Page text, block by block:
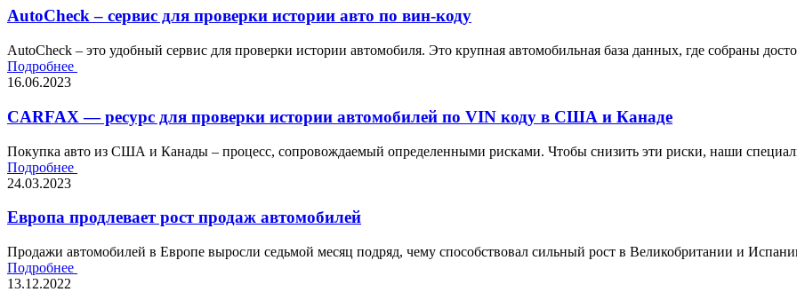
AutoCheck – сервис для проверки истории авто по вин-коду
AutoCheck – это удобный сервис для проверки истории автомобиля. Это крупная автомобильная база данных, где собраны
Подробнее
16.06.2023
CARFAX — ресурс для проверки истории автомобилей по VIN коду в США и Канаде
Покупка авто из США и Канады – процесс, сопровождаемый определенными рисками. Чтобы снизить эти риски, наши
Подробнее
24.03.2023
Европа продлевает рост продаж автомобилей
Продажи автомобилей в Европе выросли седьмой месяц подряд, чему способствовал сильный рост в Великобритании и
Подробнее
13.12.2022